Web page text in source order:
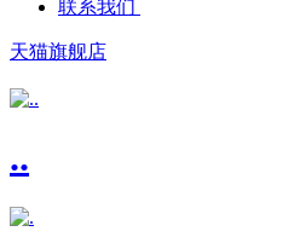
联系我们
天猫旗舰店
..